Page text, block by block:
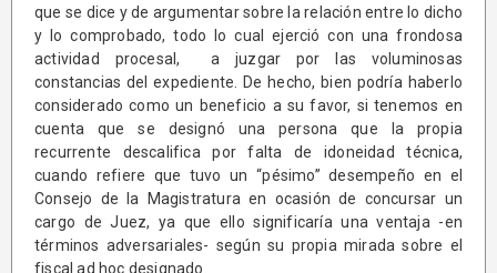
que se dice y de argumentar sobre la relación entre lo dicho
y lo comprobado, todo lo cual ejerció con una frondosa
actividad procesal, a juzgar por las voluminosas
constancias del expediente. De hecho, bien podría haberlo
considerado como un beneficio a su favor, si tenemos en
cuenta que se designó una persona que la propia
recurrente descalifica por falta de idoneidad técnica,
cuando refiere que tuvo un “pésimo” desempeño en el
Consejo de la Magistratura en ocasión de concursar un
cargo de Juez, ya que ello significaría una ventaja -en
términos adversariales- según su propia mirada sobre el
fiscal ad hoc designado.